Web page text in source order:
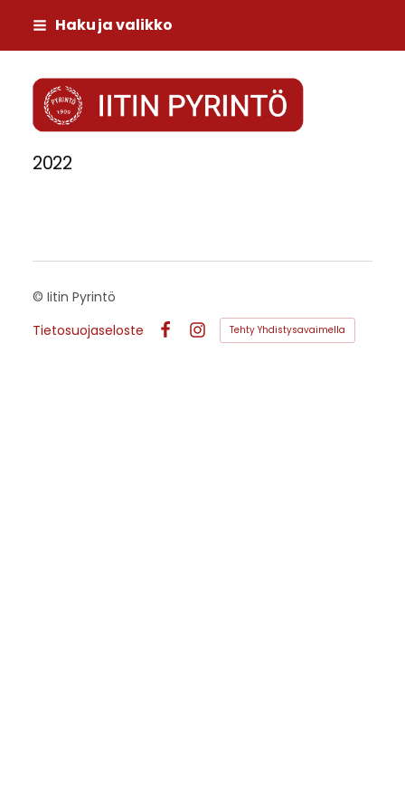
Siirry
sivun
sisältöön
Haku ja valikko
Iitin Pyrintö
2022
© Iitin Pyrintö
Tietosuojaseloste
Instagram
Tehty Yhdistysavaimella